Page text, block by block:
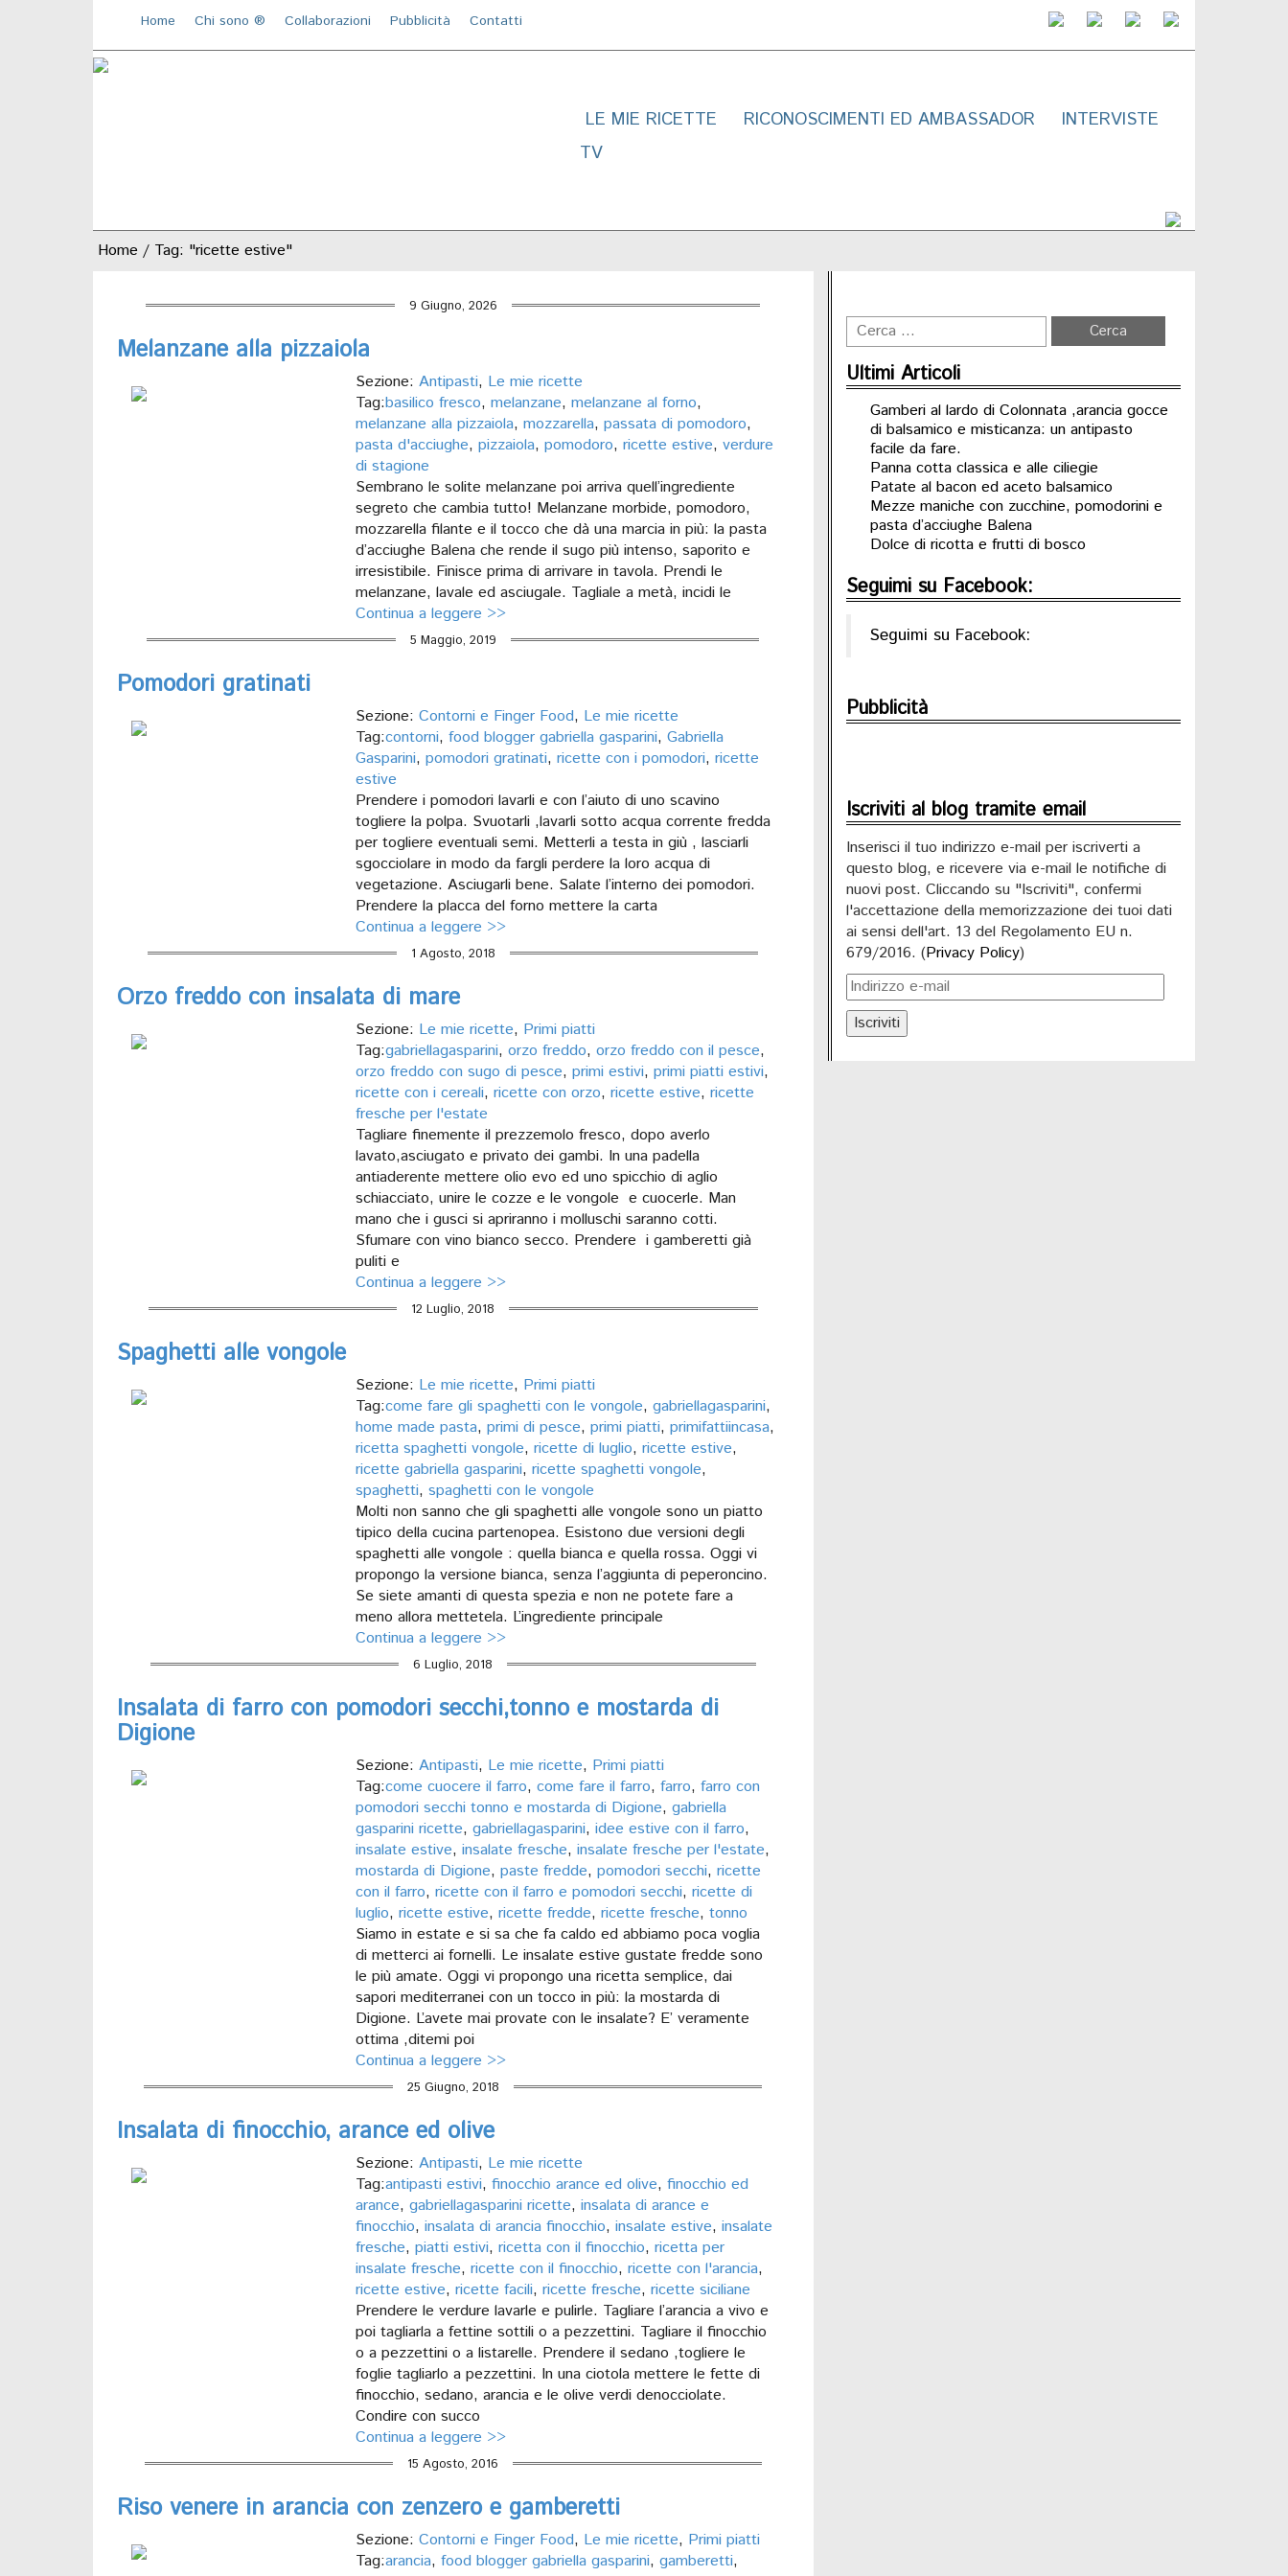
Home Chi sono ®️ Collaborazioni Pubblicità Contatti
LE MIE RICETTE RICONOSCIMENTI ED AMBASSADOR
INTERVISTE
TV
Home / Tag: "ricette estive"
9 Giugno, 2026
Melanzane alla pizzaiola
Sezione: Antipasti, Le mie ricette
Tag:basilico fresco, melanzane, melanzane al forno,
melanzane alla pizzaiola, mozzarella, passata di pomodoro,
pasta d'acciughe, pizzaiola, pomodoro, ricette estive, verdure
di stagione
Sembrano le solite melanzane poi arriva quell’ingrediente
segreto che cambia tutto! Melanzane morbide, pomodoro,
mozzarella filante e il tocco che dà una marcia in più: la pasta
d’acciughe Balena che rende il sugo più intenso, saporito e
irresistibile. Finisce prima di arrivare in tavola. Prendi le
melanzane, lavale ed asciugale. Tagliale a metà, incidi le
Continua a leggere >>
5 Maggio, 2019
Pomodori gratinati
Sezione: Contorni e Finger Food, Le mie ricette
Tag:contorni, food blogger gabriella gasparini, Gabriella
Gasparini, pomodori gratinati, ricette con i pomodori, ricette
estive
Prendere i pomodori lavarli e con l’aiuto di uno scavino
togliere la polpa. Svuotarli ,lavarli sotto acqua corrente fredda
per togliere eventuali semi. Metterli a testa in giù , lasciarli
sgocciolare in modo da fargli perdere la loro acqua di
vegetazione. Asciugarli bene. Salate l’interno dei pomodori.
Prendere la placca del forno mettere la carta
Continua a leggere >>
1 Agosto, 2018
Orzo freddo con insalata di mare
Sezione: Le mie ricette, Primi piatti
Tag:gabriellagasparini, orzo freddo, orzo freddo con il pesce,
orzo freddo con sugo di pesce, primi estivi, primi piatti estivi,
ricette con i cereali, ricette con orzo, ricette estive, ricette
fresche per l'estate
Tagliare finemente il prezzemolo fresco, dopo averlo
lavato,asciugato e privato dei gambi. In una padella
antiaderente mettere olio evo ed uno spicchio di aglio
schiacciato, unire le cozze e le vongole e cuocerle. Man
mano che i gusci si apriranno i molluschi saranno cotti.
Sfumare con vino bianco secco. Prendere i gamberetti già
puliti e
Continua a leggere >>
12 Luglio, 2018
Spaghetti alle vongole
Sezione: Le mie ricette, Primi piatti
Tag:come fare gli spaghetti con le vongole, gabriellagasparini,
home made pasta, primi di pesce, primi piatti, primifattiincasa,
ricetta spaghetti vongole, ricette di luglio, ricette estive,
ricette gabriella gasparini, ricette spaghetti vongole,
spaghetti, spaghetti con le vongole
Molti non sanno che gli spaghetti alle vongole sono un piatto
tipico della cucina partenopea. Esistono due versioni degli
spaghetti alle vongole : quella bianca e quella rossa. Oggi vi
propongo la versione bianca, senza l’aggiunta di peperoncino.
Se siete amanti di questa spezia e non ne potete fare a
meno allora mettetela. L’ingrediente principale
Continua a leggere >>
6 Luglio, 2018
Insalata di farro con pomodori secchi,tonno e mostarda di
Digione
Sezione: Antipasti, Le mie ricette, Primi piatti
Tag:come cuocere il farro, come fare il farro, farro, farro con
pomodori secchi tonno e mostarda di Digione, gabriella
gasparini ricette, gabriellagasparini, idee estive con il farro,
insalate estive, insalate fresche, insalate fresche per l'estate,
mostarda di Digione, paste fredde, pomodori secchi, ricette
con il farro, ricette con il farro e pomodori secchi, ricette di
luglio, ricette estive, ricette fredde, ricette fresche, tonno
Siamo in estate e si sa che fa caldo ed abbiamo poca voglia
di metterci ai fornelli. Le insalate estive gustate fredde sono
le più amate. Oggi vi propongo una ricetta semplice, dai
sapori mediterranei con un tocco in più: la mostarda di
Digione. L’avete mai provate con le insalate? E’ veramente
ottima ,ditemi poi
Continua a leggere >>
25 Giugno, 2018
Insalata di finocchio, arance ed olive
Sezione: Antipasti, Le mie ricette
Tag:antipasti estivi, finocchio arance ed olive, finocchio ed
arance, gabriellagasparini ricette, insalata di arance e
finocchio, insalata di arancia finocchio, insalate estive, insalate
fresche, piatti estivi, ricetta con il finocchio, ricetta per
insalate fresche, ricette con il finocchio, ricette con l'arancia,
ricette estive, ricette facili, ricette fresche, ricette siciliane
Prendere le verdure lavarle e pulirle. Tagliare l’arancia a vivo e
poi tagliarla a fettine sottili o a pezzettini. Tagliare il finocchio
o a pezzettini o a listarelle. Prendere il sedano ,togliere le
foglie tagliarlo a pezzettini. In una ciotola mettere le fette di
finocchio, sedano, arancia e le olive verdi denocciolate.
Condire con succo
Continua a leggere >>
15 Agosto, 2016
Riso venere in arancia con zenzero e gamberetti
Sezione: Contorni e Finger Food, Le mie ricette, Primi piatti
Tag:arancia, food blogger gabriella gasparini, gamberetti,
Ultimi Articoli
Gamberi al lardo di Colonnata ,arancia gocce
di balsamico e misticanza: un antipasto
facile da fare.
Panna cotta classica e alle ciliegie
Patate al bacon ed aceto balsamico
Mezze maniche con zucchine, pomodorini e
pasta d’acciughe Balena
Dolce di ricotta e frutti di bosco
Seguimi su Facebook:
Seguimi su Facebook:
Pubblicità
Iscriviti al blog tramite email
Inserisci il tuo indirizzo e-mail per iscriverti a
questo blog, e ricevere via e-mail le notifiche di
nuovi post. Cliccando su "Iscriviti", confermi
l'accettazione della memorizzazione dei tuoi dati
ai sensi dell'art. 13 del Regolamento EU n.
679/2016. (Privacy Policy)
Iscriviti